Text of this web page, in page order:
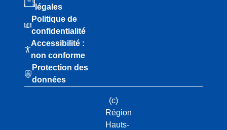
légales
Politique de
confidentialité
Accessibilité :
non conforme
Protection des
données
(c)
Région
Hauts-